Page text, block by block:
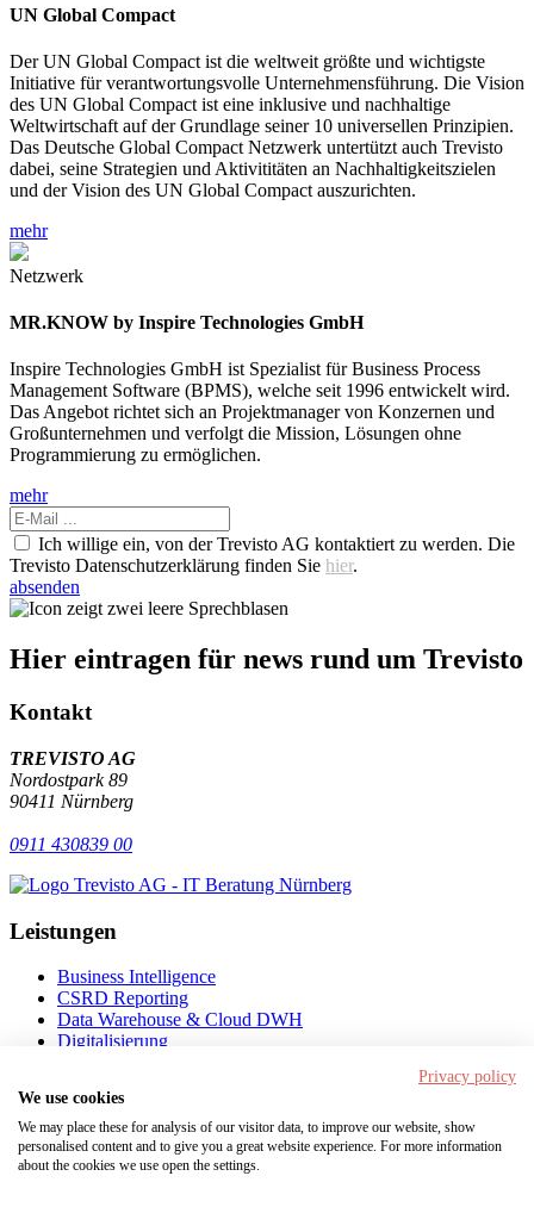
UN Global Compact
Der UN Global Compact ist die weltweit größte und wichtigste
Initiative für verantwortungsvolle Unternehmensführung. Die Vision
des UN Global Compact ist eine inklusive und nachhaltige
Weltwirtschaft auf der Grundlage seiner 10 universellen Prinzipien.
Das Deutsche Global Compact Netzwerk untertützt auch Trevisto
dabei, seine Strategien und Aktivititäten an Nachhaltigkeitszielen
und der Vision des UN Global Compact auszurichten.
mehr
Netzwerk
MR.KNOW by Inspire Technologies GmbH
Inspire Technologies GmbH ist Spezialist für Business Process
Management Software (BPMS), welche seit 1996 entwickelt wird.
Das Angebot richtet sich an Projektmanager von Konzernen und
Großunternehmen und verfolgt die Mission, Lösungen ohne
Programmierung zu ermöglichen.
mehr
Ich willige ein, von der Trevisto AG kontaktiert zu werden. Die
Trevisto Datenschutzerklärung finden Sie hier.
absenden
Hier eintragen für news rund um Trevisto
Kontakt
TREVISTO AG
Nordostpark 89
90411 Nürnberg
0911 430839 00
Leistungen
Business Intelligence
CSRD Reporting
Data Warehouse & Cloud DWH
Digitalisierung
Navigation
Startseite
Lexikon der Digitalisierung
Privacy policy
We use cookies
We may place these for analysis of our visitor data, to improve our website, show
personalised content and to give you a great website experience. For more information
about the cookies we use open the settings.